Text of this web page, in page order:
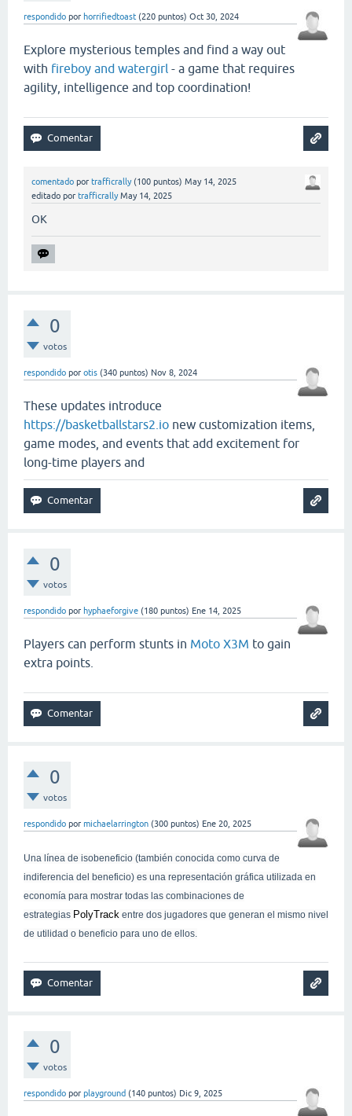
respondido por horrifiedtoast (220 puntos) Oct 30, 2024
Explore mysterious temples and find a way out
with fireboy and watergirl - a game that requires
agility, intelligence and top coordination!
comentado por trafficrally (100 puntos) May 14, 2025
editado por trafficrally May 14, 2025
OK
0
votos
respondido por otis (340 puntos) Nov 8, 2024
These updates introduce
https://basketballstars2.io new customization items,
game modes, and events that add excitement for
long-time players and
0
votos
respondido por hyphaeforgive (180 puntos) Ene 14, 2025
Players can perform stunts in Moto X3M to gain
extra points.
0
votos
respondido por michaelarrington (300 puntos) Ene 20, 2025
Una línea de isobeneficio (también conocida como curva de
indiferencia del beneficio) es una representación gráfica utilizada en
economía para mostrar todas las combinaciones de
estrategias PolyTrack entre dos jugadores que generan el mismo nivel
de utilidad o beneficio para uno de ellos.
0
votos
respondido por playground (140 puntos) Dic 9, 2025